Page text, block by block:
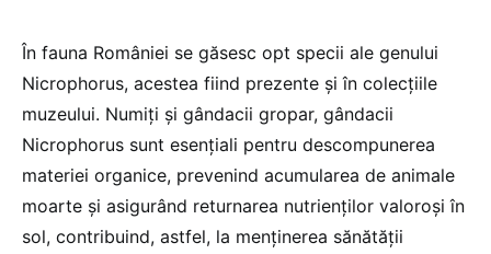
În fauna României se găsesc opt specii ale genului
Nicrophorus, acestea fiind prezente și în colecțiile
muzeului. Numiți și gândacii gropar, gândacii
Nicrophorus sunt esențiali pentru descompunerea
materiei organice, prevenind acumularea de animale
moarte și asigurând returnarea nutrienților valoroși în
sol, contribuind, astfel, la menținerea sănătății